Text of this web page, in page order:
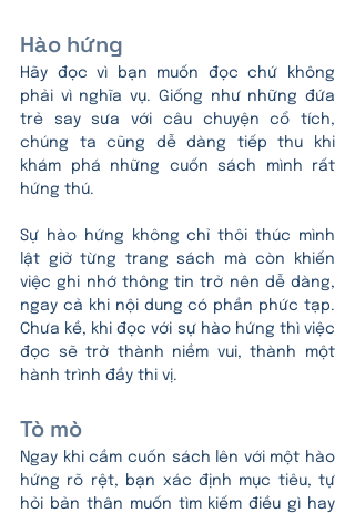
Hào hứng
Hãy đọc vì bạn muốn đọc chứ không
phải vì nghĩa vụ. Giống như những đứa
trẻ say sưa với câu chuyện cổ tích,
chúng ta cũng dễ dàng tiếp thu khi
khám phá những cuốn sách mình rất
hứng thú.
Sự hào hứng không chỉ thôi thúc mình
lật giở từng trang sách mà còn khiến
việc ghi nhớ thông tin trở nên dễ dàng,
ngay cả khi nội dung có phần phức tạp.
Chưa kề, khi đọc với sự hào hứng thì việc
đọc sẽ trở thành niềm vui, thành một
hành trình đầy thi vị.
Tò mò
Ngay khi cầm cuốn sách lên với một hào
hứng rõ rệt, bạn xác định mục tiêu, tự
hỏi bản thân muốn tìm kiếm điều gì hay